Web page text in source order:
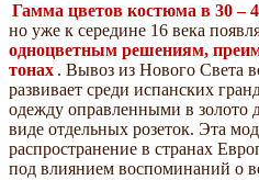
Гамма цветов костюма в 30 –
но уже к середине 16 века
одноцветным решениям,
тонах . Вывоз из Нового Света
развивает среди испанских
одежду оправленными в золото
виде отдельных розеток. Эта
распространение в странах
под влиянием воспоминаний о